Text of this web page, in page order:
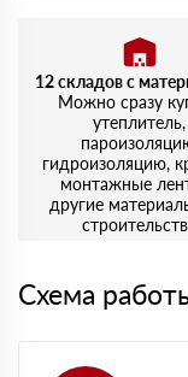
12 складов с
Можно сразу
утеплитель,
гидроизоляцию,
монтажные
другие
Схема